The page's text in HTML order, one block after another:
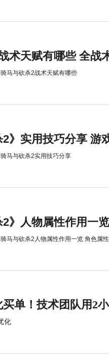
术天赋有哪些 全战
骑马与砍杀2战术天赋有哪些
2》实用技巧分享 游
骑马与砍杀2实用技巧分享
2》人物属性作用一
骑马与砍杀2人物属性作用一览 角色属
单！技术团队用2
化